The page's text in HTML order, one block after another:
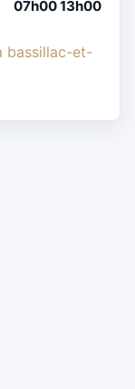
07h00 13h00
bassillac-et-